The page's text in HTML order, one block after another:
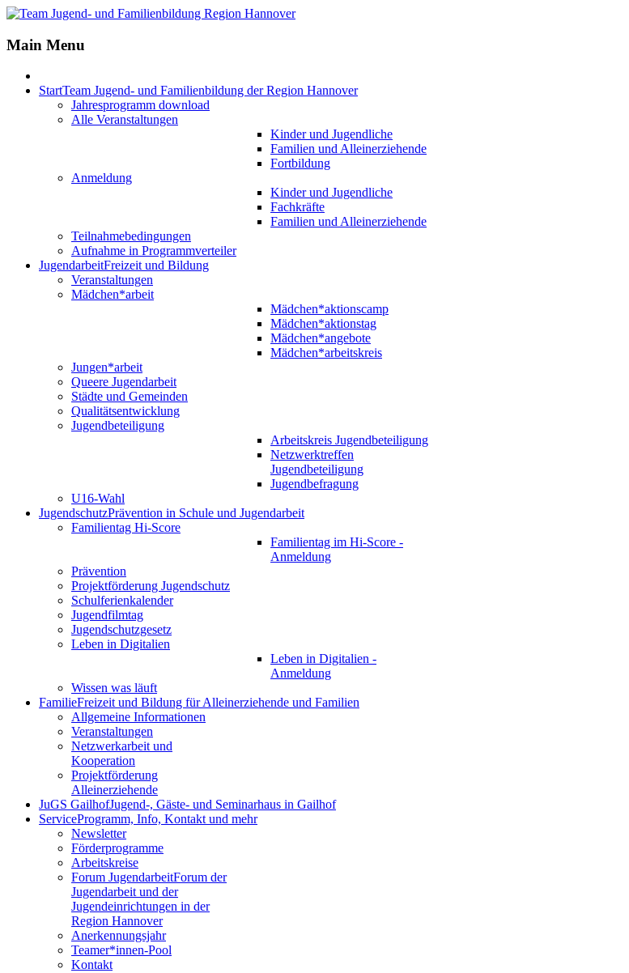
Main Menu
StartTeam Jugend- und Familienbildung der Region Hannover
Jahresprogramm download
Alle Veranstaltungen
Kinder und Jugendliche
Familien und Alleinerziehende
Fortbildung
Anmeldung
Kinder und Jugendliche
Fachkräfte
Familien und Alleinerziehende
Teilnahmebedingungen
Aufnahme in Programmverteiler
JugendarbeitFreizeit und Bildung
Veranstaltungen
Mädchen*arbeit
Mädchen*aktionscamp
Mädchen*aktionstag
Mädchen*angebote
Mädchen*arbeitskreis
Jungen*arbeit
Queere Jugendarbeit
Städte und Gemeinden
Qualitätsentwicklung
Jugendbeteiligung
Arbeitskreis Jugendbeteiligung
Netzwerktreffen
Jugendbeteiligung
Jugendbefragung
U16-Wahl
JugendschutzPrävention in Schule und Jugendarbeit
Familientag Hi-Score
Familientag im Hi-Score -
Anmeldung
Prävention
Projektförderung Jugendschutz
Schulferienkalender
Jugendfilmtag
Jugendschutzgesetz
Leben in Digitalien
Leben in Digitalien -
Anmeldung
Wissen was läuft
FamilieFreizeit und Bildung für Alleinerziehende und Familien
Allgemeine Informationen
Veranstaltungen
Netzwerkarbeit und
Kooperation
Projektförderung
Alleinerziehende
JuGS GailhofJugend-, Gäste- und Seminarhaus in Gailhof
ServiceProgramm, Info, Kontakt und mehr
Newsletter
Förderprogramme
Arbeitskreise
Forum JugendarbeitForum der
Jugendarbeit und der
Jugendeinrichtungen in der
Region Hannover
Anerkennungsjahr
Teamer*innen-Pool
Kontakt